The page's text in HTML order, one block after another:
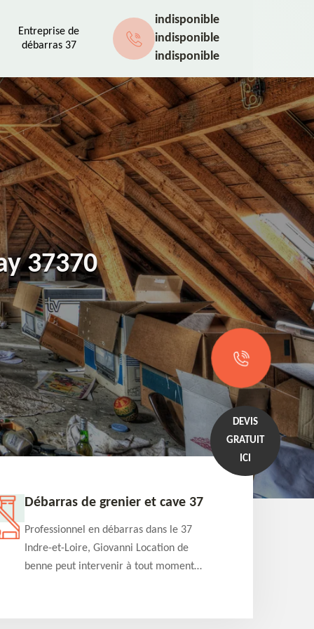
Entreprise de
débarras 37
indisponible
indisponible
indisponible
37370
DEVIS
GRATUIT
ICI
Débarras de grenier et cave 37
Professionnel en débarras dans le 37
Indre-et-Loire, Giovanni Location de
benne peut intervenir à tout moment
détaillé offert